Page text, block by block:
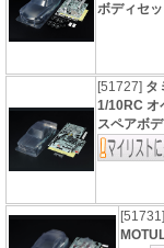
ボディセッ
[51727] タ
1/10RC オ
スペアボ
[51731]